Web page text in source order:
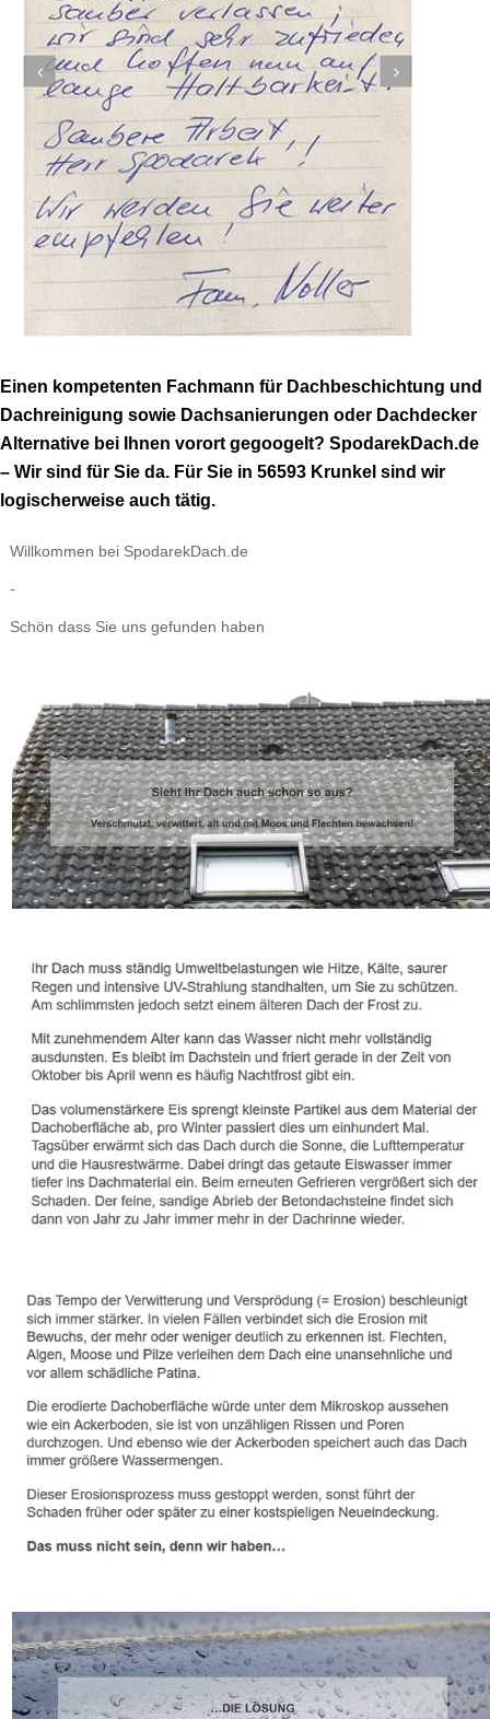
Einen kompetenten Fachmann für Dachbeschichtung und
Dachreinigung sowie Dachsanierungen oder Dachdecker
Alternative bei Ihnen vorort gegoogelt? SpodarekDach.de
– Wir sind für Sie da. Für Sie in 56593 Krunkel sind wir
logischerweise auch tätig.
Willkommen bei SpodarekDach.de
-
Schön dass Sie uns gefunden haben